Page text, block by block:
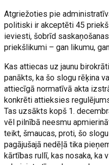
Atgriežoties pie
politiski ir akceptēti 45
ieviesti, šobrīd
priekšlikumi – gan likumu,
Kas attiecas uz jaunu
panākts, ka šo slogu rēķina
attiecīgā normatīvā akta
konkrēti attieksies
Tas uzsākts kopš 1.
vēl pilnībā neesmu
teikt, šmaucas, proti, šo
pagājušajā nedēļā tika
kārtības rullī, kas nosaka, ka